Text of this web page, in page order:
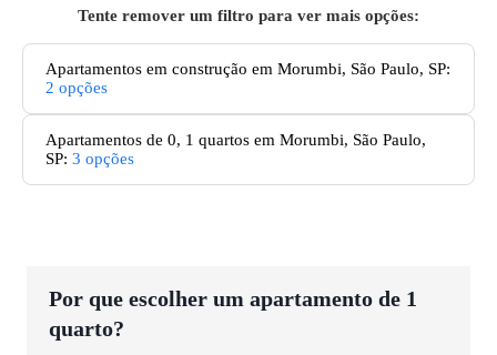
Tente remover um filtro para ver mais opções:
Apartamentos em construção em Morumbi, São Paulo, SP:
2 opções
Apartamentos de 0, 1 quartos em Morumbi, São Paulo,
SP: 3 opções
Por que escolher um apartamento de 1
quarto?